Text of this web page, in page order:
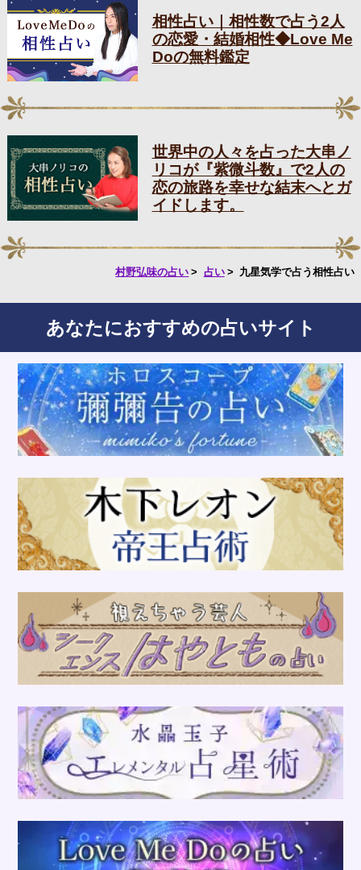
相性占い｜相性数で占う2人
の恋愛・結婚相性◆Love Me
Doの無料鑑定
世界中の人々を占った大串ノ
リコが『紫微斗数』で2人の
恋の旅路を幸せな結末へとガ
イドします。
村野弘味の占い 占い 九星気学で占う相性占い
あなたにおすすめの占いサイト